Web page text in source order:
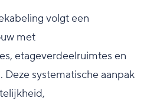
volgt een
met
etageverdeelruimtes en
systematische aanpak